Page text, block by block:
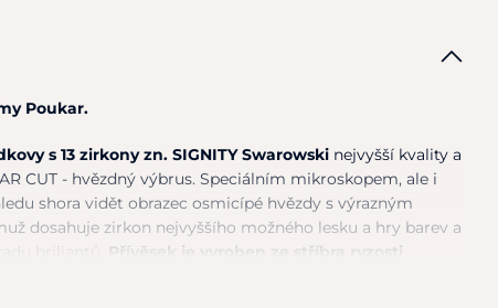
Poukar.
s 13 zirkony zn. SIGNITY Swarowski nejvyšší kvality a
CUT - hvězdný výbrus. Speciálním mikroskopem, ale i
shora vidět obrazec osmicípé hvězdy s výrazným
dosahuje zirkon nejvyššího možného lesku a hry barev a
briliantů. Přívěsek je vyroben
stříbra ryzosti
rhodiem